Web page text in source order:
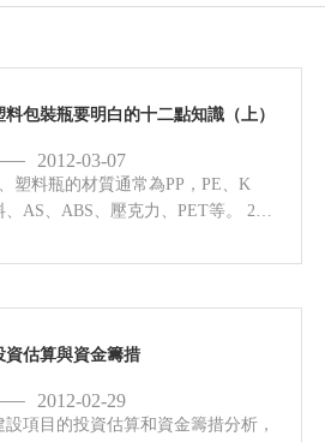
料包裝瓶要明白的十二點知識（上）
2012-03-07
塑料瓶的材質通常為PP，PE、K
、AS、ABS、壓克力、PET等。 2、
、瓶蓋、瓶塞、墊片、泵頭、防塵罩
資估算與資金籌措
2012-02-29
設項目的投資估算和資金籌措分析，